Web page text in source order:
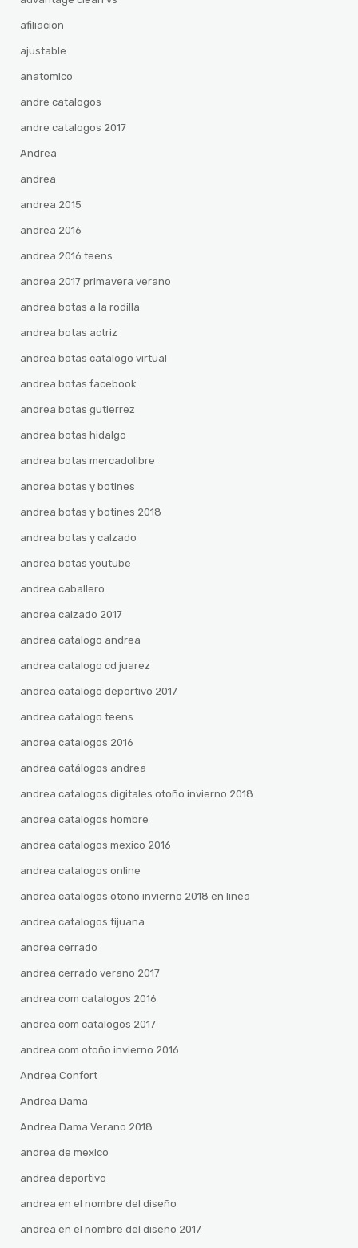
afiliacion
ajustable
anatomico
andre catalogos
andre catalogos 2017
Andrea
andrea
andrea 2015
andrea 2016
andrea 2016 teens
andrea 2017 primavera verano
andrea botas a la rodilla
andrea botas actriz
andrea botas catalogo virtual
andrea botas facebook
andrea botas gutierrez
andrea botas hidalgo
andrea botas mercadolibre
andrea botas y botines
andrea botas y botines 2018
andrea botas y calzado
andrea botas youtube
andrea caballero
andrea calzado 2017
andrea catalogo andrea
andrea catalogo cd juarez
andrea catalogo deportivo 2017
andrea catalogo teens
andrea catalogos 2016
andrea catálogos andrea
andrea catalogos digitales otoño invierno 2018
andrea catalogos hombre
andrea catalogos mexico 2016
andrea catalogos online
andrea catalogos otoño invierno 2018 en linea
andrea catalogos tijuana
andrea cerrado
andrea cerrado verano 2017
andrea com catalogos 2016
andrea com catalogos 2017
andrea com otoño invierno 2016
Andrea Confort
Andrea Dama
Andrea Dama Verano 2018
andrea de mexico
andrea deportivo
andrea en el nombre del diseño
andrea en el nombre del diseño 2017